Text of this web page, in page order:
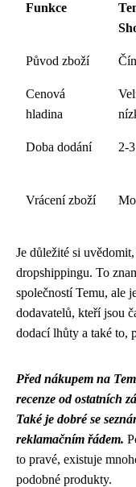
Funkce
Původ zboží
Cenová
hladina
Doba dodání 2-
Vrácení zboží
Je důležité si
dropshippingu. To
společností Temu, ale
dodavatelů, kteří jsou
dodací lhůty a také to,
Před nákupem na
recenze od ostatních
Také je dobré se
reklamačním řádem.
to pravé, existuje
podobné produkty.